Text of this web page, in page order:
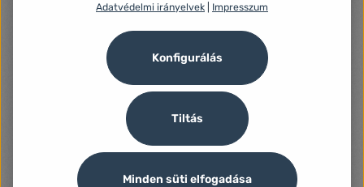
Adatvédelmi irányelvek
Impresszum
Tiltás
Konfigurálás
Minden süti elfogadása